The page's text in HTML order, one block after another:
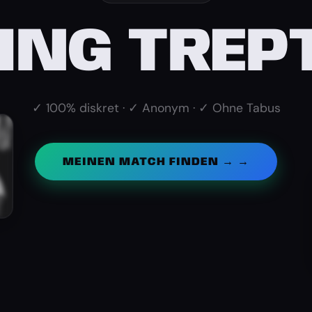
✓ 100% diskret · ✓ Anonym · ✓ Ohne Tabus
MEINEN MATCH FINDEN → →